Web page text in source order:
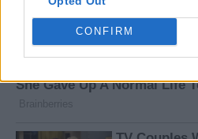
CONFIRM